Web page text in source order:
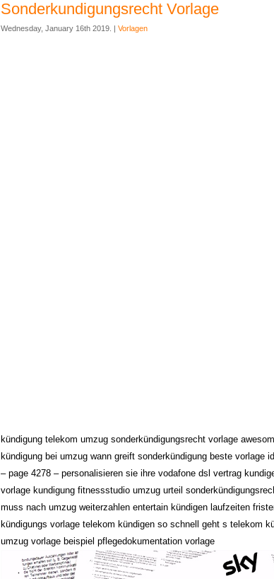
Sonderkundigungsrecht Vorlage
Wednesday, January 16th 2019. | Vorlagen
kündigung telekom umzug sonderkündigungsrecht vorlage
kündigung bei umzug wann greift sonderkündigung beste vorlage
– page 4278 – personalisieren sie ihre vodafone dsl vertrag
vorlage kundigung fitnessstudio umzug urteil
muss nach umzug weiterzahlen entertain kündigen laufzeiten
kündigungs vorlage telekom kündigen so schnell geht s telekom
umzug vorlage beispiel pflegedokumentation vorlage